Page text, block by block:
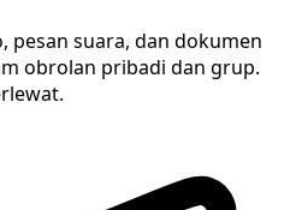
pesan suara, dan dokumen
obrolan pribadi dan grup.